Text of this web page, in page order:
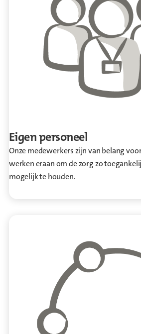
Eigen personeel
Onze medewerkers zijn van belang
werken eraan om de zorg zo
mogelijk te houden.